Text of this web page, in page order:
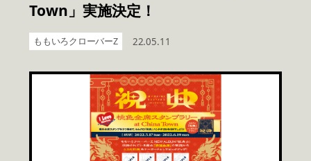
Town」実施決定！
ももいろクローバーZ 22.05.11